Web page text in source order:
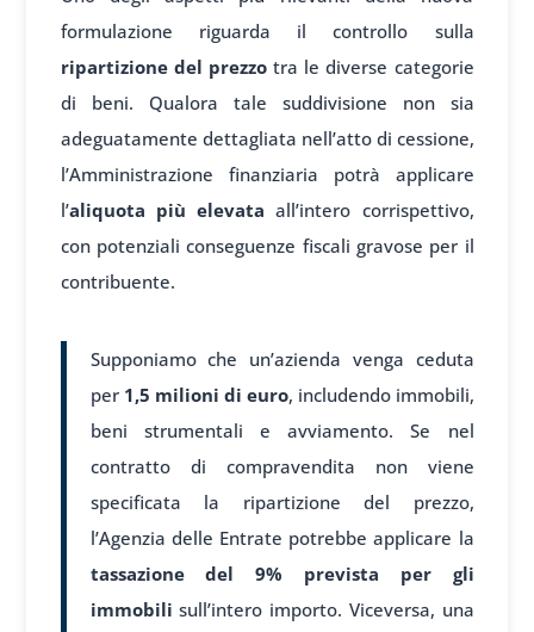
formulazione riguarda il controllo sulla
ripartizione del prezzotra le diverse categorie
di beni. Qualora tale suddivisione non sia
adeguatamente dettagliata nell’atto di cessione,
l’Amministrazione finanziaria potrà applicare
l’aliquota più elevata all’intero corrispettivo,
con potenziali conseguenze fiscali gravose per il
contribuente.
Supponiamo che un’azienda venga ceduta
per 1,5 milioni di euro, includendo immobili,
beni strumentali e avviamento. Se nel
contratto di compravendita non viene
specificata la ripartizione del prezzo,
l’Agenzia delle Entrate potrebbe applicare la
tassazione del 9% prevista per gli
immobili sull’intero importo. Viceversa, una